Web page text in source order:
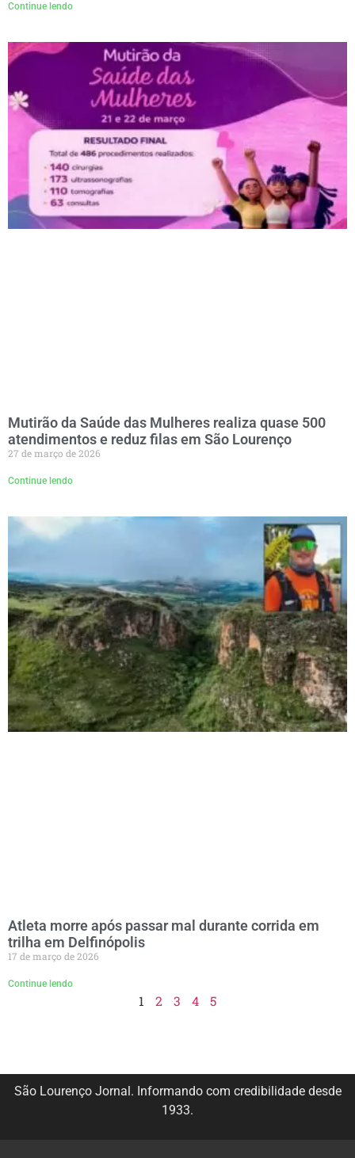
Continue lendo
Mutirão da Saúde das Mulheres realiza quase 500
atendimentos e reduz filas em São Lourenço
27 de março de 2026
Continue lendo
Atleta morre após passar mal durante corrida em
trilha em Delfinópolis
17 de março de 2026
Continue lendo
1 2 3 4 5
São Lourenço Jornal. Informando com credibilidade desde
1933.